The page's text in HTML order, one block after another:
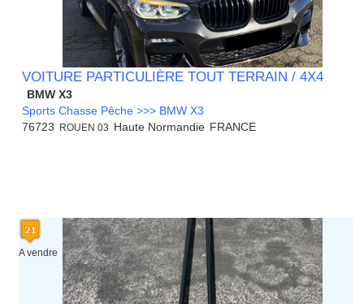
VOITURE PARTICULIÈRE TOUT TERRAIN / 4X4
BMW X3
Sports Chasse Pêche >>> BMW X3
76723
ROUEN 03 Haute Normandie FRANCE
A vendre